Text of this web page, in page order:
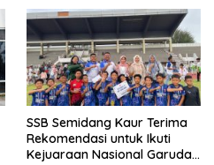
SSB Semidang Kaur Terima
Rekomendasi untuk Ikuti
Kejuaraan Nasional Garuda